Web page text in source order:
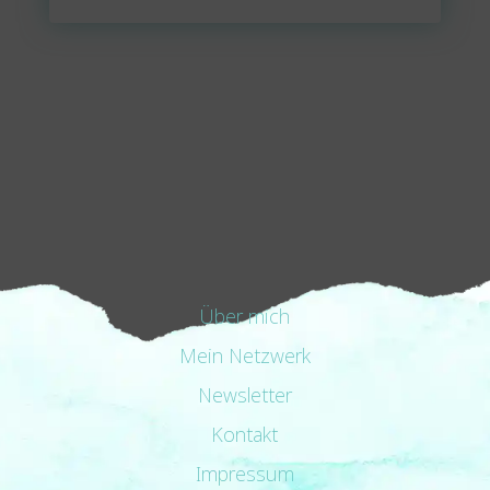
Über mich
Mein Netzwerk
Newsletter
Kontakt
Impressum